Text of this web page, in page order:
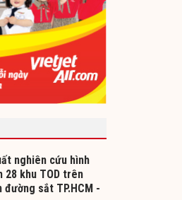
nghiên cứu hình
28 khu TOD trên
đường sắt TP.HCM -